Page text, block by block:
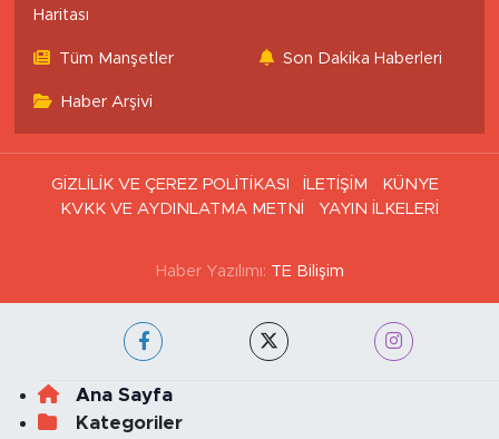
Haritası
Tüm Manşetler Son Dakika Haberleri
Haber Arşivi
GİZLİLİK VE ÇEREZ POLİTİKASI İLETİŞİM
KÜNYE
KVKK VE AYDINLATMA METNİ
YAYIN İLKELERİ
Haber Yazılımı: TE Bilişim
Ana Sayfa
Kategoriler